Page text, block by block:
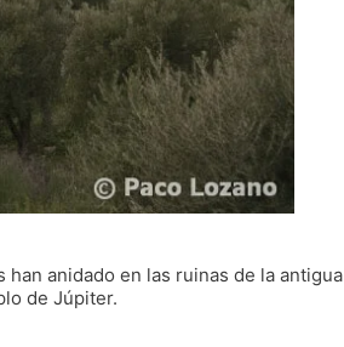
han anidado en las ruinas de la antigua
de Júpiter.